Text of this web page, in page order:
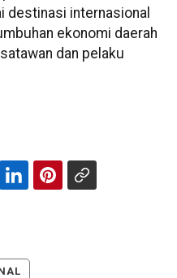
destinasi internasional
ekonomi daerah
dan pelaku